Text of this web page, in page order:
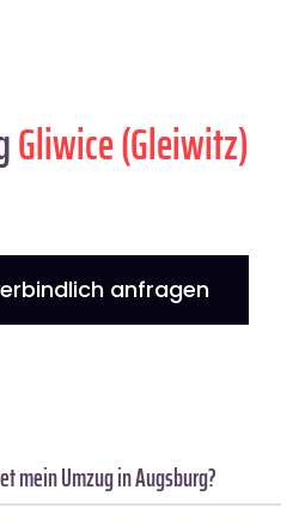
Gliwice (Gleiwitz)
anfragen
mein Umzug in Augsburg?